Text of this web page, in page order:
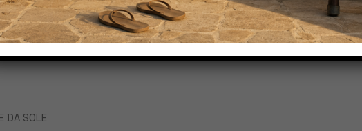
clientela e quindi il nostro brand.
da sole non solo avranno un grande impatto visivo, ma sono
DA SOLE